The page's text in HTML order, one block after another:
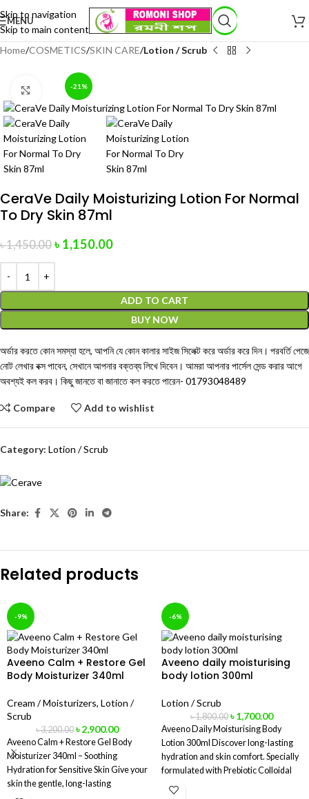
Skip to navigation
Skip to main content
MENU
Home COSMETICS SKIN CARE Lotion / Scrub
-21%
Click to enlarge
CeraVe Daily Moisturizing Lotion For Normal
To Dry Skin 87ml
৳1,450.00 ৳1,150.00
ADD TO CART
BUY NOW
অর্ডার করতে কোন সমস্যা হলে, আপনি যে কোন কালার সাইজ সিলেক্ট করে অর্ডার করে দিন। পরবর্তি পেজে
নোট লেখার বক্স পাবেন, সেখানে আপনার বক্তব্য লিখে দিবেন। আমরা আপনার পার্সেল সেন্ড করার আগে
অবশ্যই কল করব। কিছু জানতে বা জানাতে কল করতে পারেন- 01793048489
Compare Add to wishlist
Category: Lotion / Scrub
Share:
Related products
-9%
Aveeno Calm + Restore Gel
Body Moisturizer 340ml
Cream / Moisturizers, Lotion /
Scrub
৳3,200.00 ৳2,900.00
Aveeno Calm + Restore Gel Body
Moisturizer 340ml – Soothing
Hydration for Sensitive Skin Give your
skin the gentle, long-lasting
-6%
Aveeno daily moisturising
body lotion 300ml
Lotion / Scrub
৳1,800.00 ৳1,700.00
Aveeno Daily Moisturising Body
Lotion 300ml Discover long-lasting
hydration and skin comfort. Specially
formulated with Prebiotic Colloidal
Oatmeal*, this clinically proven